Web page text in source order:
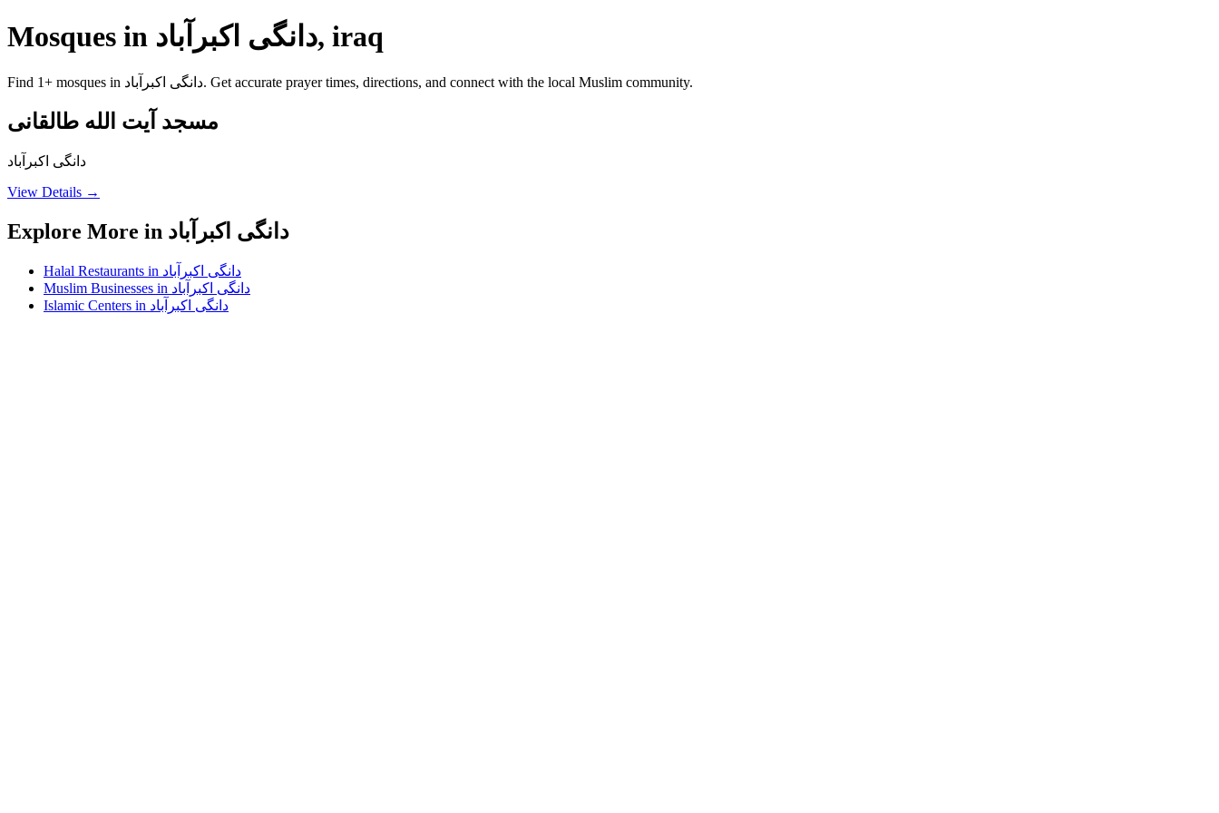
Mosques in دانگی اکبرآباد, iraq
Find 1+ mosques in دانگی اکبرآباد. Get accurate prayer times, directions, and connect with the local Muslim community.
مسجد آیت الله طالقانی
دانگی اکبرآباد
View Details →
Explore More in دانگی اکبرآباد
Halal Restaurants in دانگی اکبرآباد
Muslim Businesses in دانگی اکبرآباد
Islamic Centers in دانگی اکبرآباد